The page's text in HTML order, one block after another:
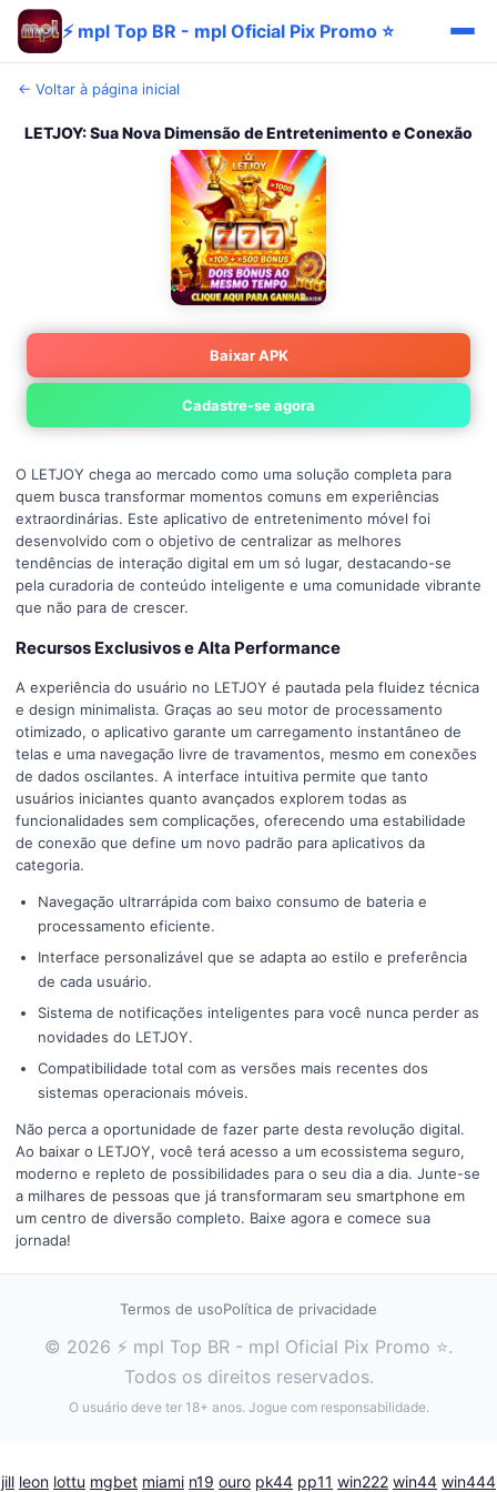
⚡ mpl Top BR - mpl Oficial Pix Promo ⭐
← Voltar à página inicial
LETJOY: Sua Nova Dimensão de Entretenimento e Conexão
Baixar APK
Cadastre-se agora
O LETJOY chega ao mercado como uma solução completa para
quem busca transformar momentos comuns em experiências
extraordinárias. Este aplicativo de entretenimento móvel foi
desenvolvido com o objetivo de centralizar as melhores
tendências de interação digital em um só lugar, destacando-se
pela curadoria de conteúdo inteligente e uma comunidade vibrante
que não para de crescer.
Recursos Exclusivos e Alta Performance
A experiência do usuário no LETJOY é pautada pela fluidez técnica
e design minimalista. Graças ao seu motor de processamento
otimizado, o aplicativo garante um carregamento instantâneo de
telas e uma navegação livre de travamentos, mesmo em conexões
de dados oscilantes. A interface intuitiva permite que tanto
usuários iniciantes quanto avançados explorem todas as
funcionalidades sem complicações, oferecendo uma estabilidade
de conexão que define um novo padrão para aplicativos da
categoria.
Navegação ultrarrápida com baixo consumo de bateria e
processamento eficiente.
Interface personalizável que se adapta ao estilo e preferência
de cada usuário.
Sistema de notificações inteligentes para você nunca perder as
novidades do LETJOY.
Compatibilidade total com as versões mais recentes dos
sistemas operacionais móveis.
Não perca a oportunidade de fazer parte desta revolução digital.
Ao baixar o LETJOY, você terá acesso a um ecossistema seguro,
moderno e repleto de possibilidades para o seu dia a dia. Junte-se
a milhares de pessoas que já transformaram seu smartphone em
um centro de diversão completo. Baixe agora e comece sua
jornada!
Termos de usoPolítica de privacidade
© 2026 ⚡ mpl Top BR - mpl Oficial Pix Promo ⭐.
Todos os direitos reservados.
O usuário deve ter 18+ anos. Jogue com responsabilidade.
jill leon lottu mgbet miami n19 ouro pk44 pp11 win222 win44 win444